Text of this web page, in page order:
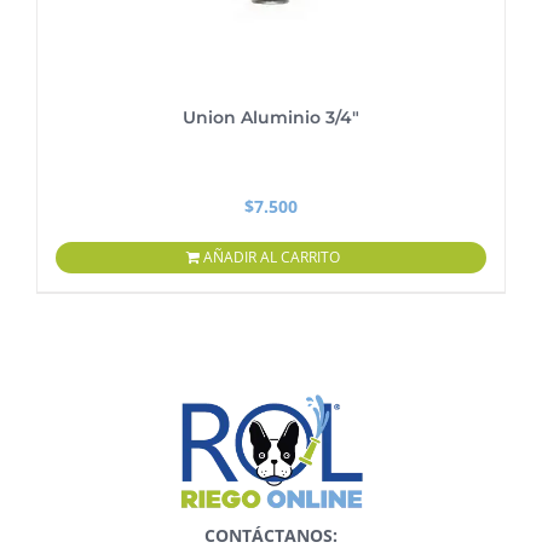
Union Aluminio 3/4″
$7.500
AÑADIR AL CARRITO
CONTÁCTANOS: